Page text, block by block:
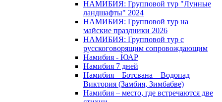
НАМИБИЯ: Групповой тур "Лунные
ландшафты" 2024
НАМИБИЯ: Групповой тур на
майские праздники 2026
НАМИБИЯ: Групповой тур с
русскоговорящим сопровождающим
Намибия - ЮАР
Намибия 7 дней
Намибия – Ботсвана – Водопад
Виктория (Замбия, Зимбабве)
Намибия – место, где встречаются две